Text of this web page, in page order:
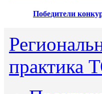
Победители
практика